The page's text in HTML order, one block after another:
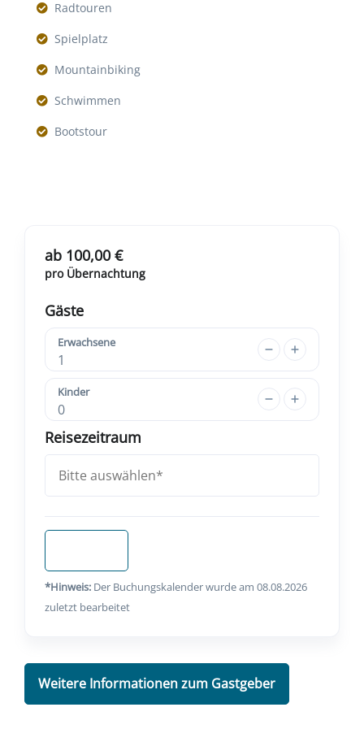
Radtouren
Spielplatz
Mountainbiking
Schwimmen
Bootstour
ab 100,00 €
pro Übernachtung
Gäste
Erwachsene
1
Kinder
0
Reisezeitraum
*Hinweis: Der Buchungskalender wurde am 08.08.2026
zuletzt bearbeitet
Weitere Informationen zum Gastgeber